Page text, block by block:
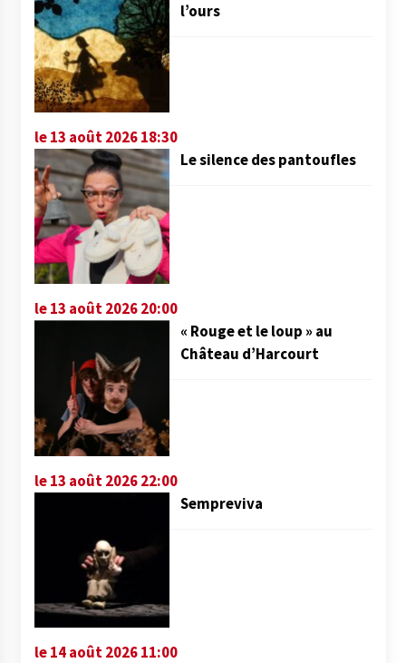
l’ours
le 13 août 2026 18:30
Le silence des pantoufles
le 13 août 2026 20:00
« Rouge et le loup » au
Château d’Harcourt
le 13 août 2026 22:00
Sempreviva
le 14 août 2026 11:00